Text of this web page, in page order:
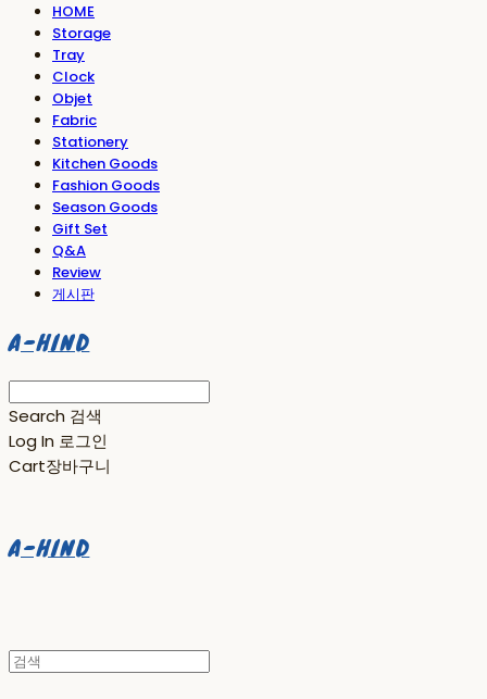
HOME
Storage
Tray
Clock
Objet
Fabric
Stationery
Kitchen Goods
Fashion Goods
Season Goods
Gift Set
Q&A
Review
게시판
A-HIND
Search 검색
Log In 로그인
Cart장바구니
A-HIND